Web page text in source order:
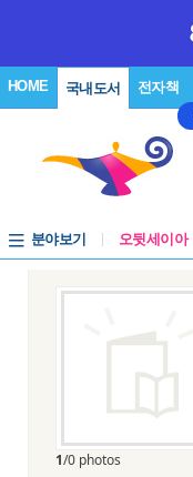
HOME 국내도서 전자책
분야보기 오뒷세이아
1/0 photos